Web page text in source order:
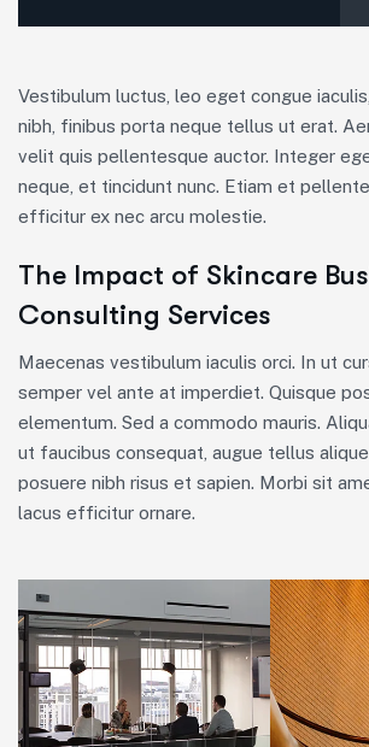
Vestibulum luctus, leo eget congue
nibh, finibus porta neque tellus ut erat.
velit quis pellentesque auctor. Integer
neque, et tincidunt nunc. Etiam et
efficitur ex nec arcu molestie.
The Impact of Skincare
Consulting Services
Maecenas vestibulum iaculis orci. In ut
semper vel ante at imperdiet. Quisque
elementum. Sed a commodo mauris.
ut faucibus consequat, augue tellus
posuere nibh risus et sapien. Morbi sit
lacus efficitur ornare.